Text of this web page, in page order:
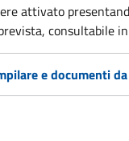
attivato
consultabile
e documenti